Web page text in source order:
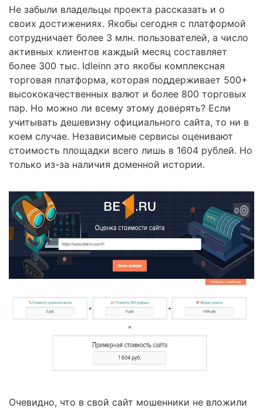
Не забыли владельцы проекта рассказать и о
своих достижениях. Якобы сегодня с платформой
сотрудничает более 3 млн. пользователей, а число
активных клиентов каждый месяц составляет
более 300 тыс. Idleinn это якобы комплексная
торговая платформа, которая поддерживает 500+
высококачественных валют и более 800 торговых
пар. Но можно ли всему этому доверять? Если
учитывать дешевизну официального сайта, то ни в
коем случае. Независимые сервисы оценивают
стоимость площадки всего лишь в 1604 рублей. Но
только из-за наличия доменной истории.
Очевидно, что в свой сайт мошенники не вложили